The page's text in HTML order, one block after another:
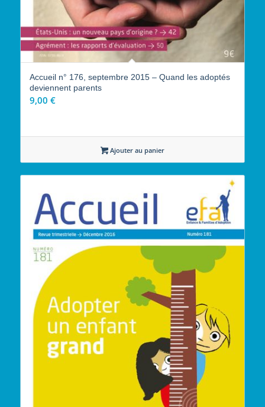
Accueil n° 176, septembre 2015 – Quand les adoptés
deviennent parents
9,00 €
Ajouter au panier